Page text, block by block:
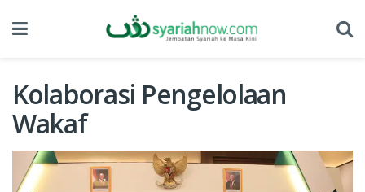
Kolaborasi Pengelolaan
Wakaf